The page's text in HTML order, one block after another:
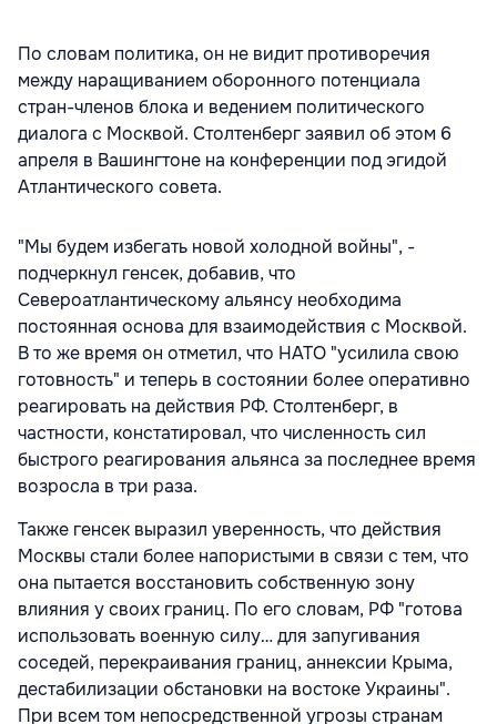
По словам политика, он не видит противоречия
между наращиванием оборонного потенциала
стран-членов блока и ведением политического
диалога с Москвой. Столтенберг заявил об этом 6
апреля в Вашингтоне на конференции под эгидой
Атлантического совета.
"Мы будем избегать новой холодной войны", -
подчеркнул генсек, добавив, что
Североатлантическому альянсу необходима
постоянная основа для взаимодействия с Москвой.
В то же время он отметил, что НАТО "усилила свою
готовность" и теперь в состоянии более оперативно
реагировать на действия РФ. Столтенберг, в
частности, констатировал, что численность сил
быстрого реагирования альянса за последнее время
возросла в три раза.
Также генсек выразил уверенность, что действия
Москвы стали более напористыми в связи с тем, что
она пытается восстановить собственную зону
влияния у своих границ. По его словам, РФ "готова
использовать военную силу… для запугивания
соседей, перекраивания границ, аннексии Крыма,
дестабилизации обстановки на востоке Украины".
При всем том непосредственной угрозы странам